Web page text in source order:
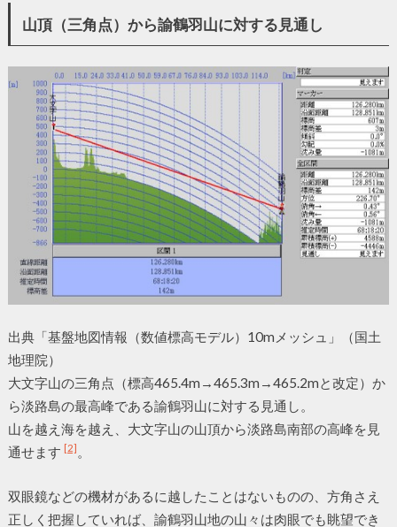
山頂（三角点）から諭鶴羽山に対する見通し
出典「基盤地図情報（数値標高モデル）10mメッシュ」（国土
地理院）
大文字山の三角点（標高465.4m→465.3m→465.2mと改定）か
ら淡路島の最高峰である諭鶴羽山に対する見通し。
山を越え海を越え、大文字山の山頂から淡路島南部の高峰を見
通せます [2] 。
双眼鏡などの機材があるに越したことはないものの、方角さえ
正しく把握していれば、諭鶴羽山地の山々は肉眼でも眺望でき